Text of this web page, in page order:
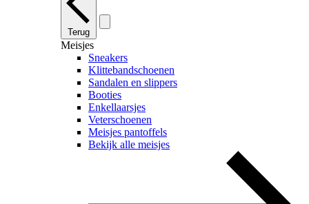
Terug
Meisjes
Sneakers
Klittebandschoenen
Sandalen en slippers
Booties
Enkellaarsjes
Veterschoenen
Meisjes pantoffels
Bekijk alle meisjes